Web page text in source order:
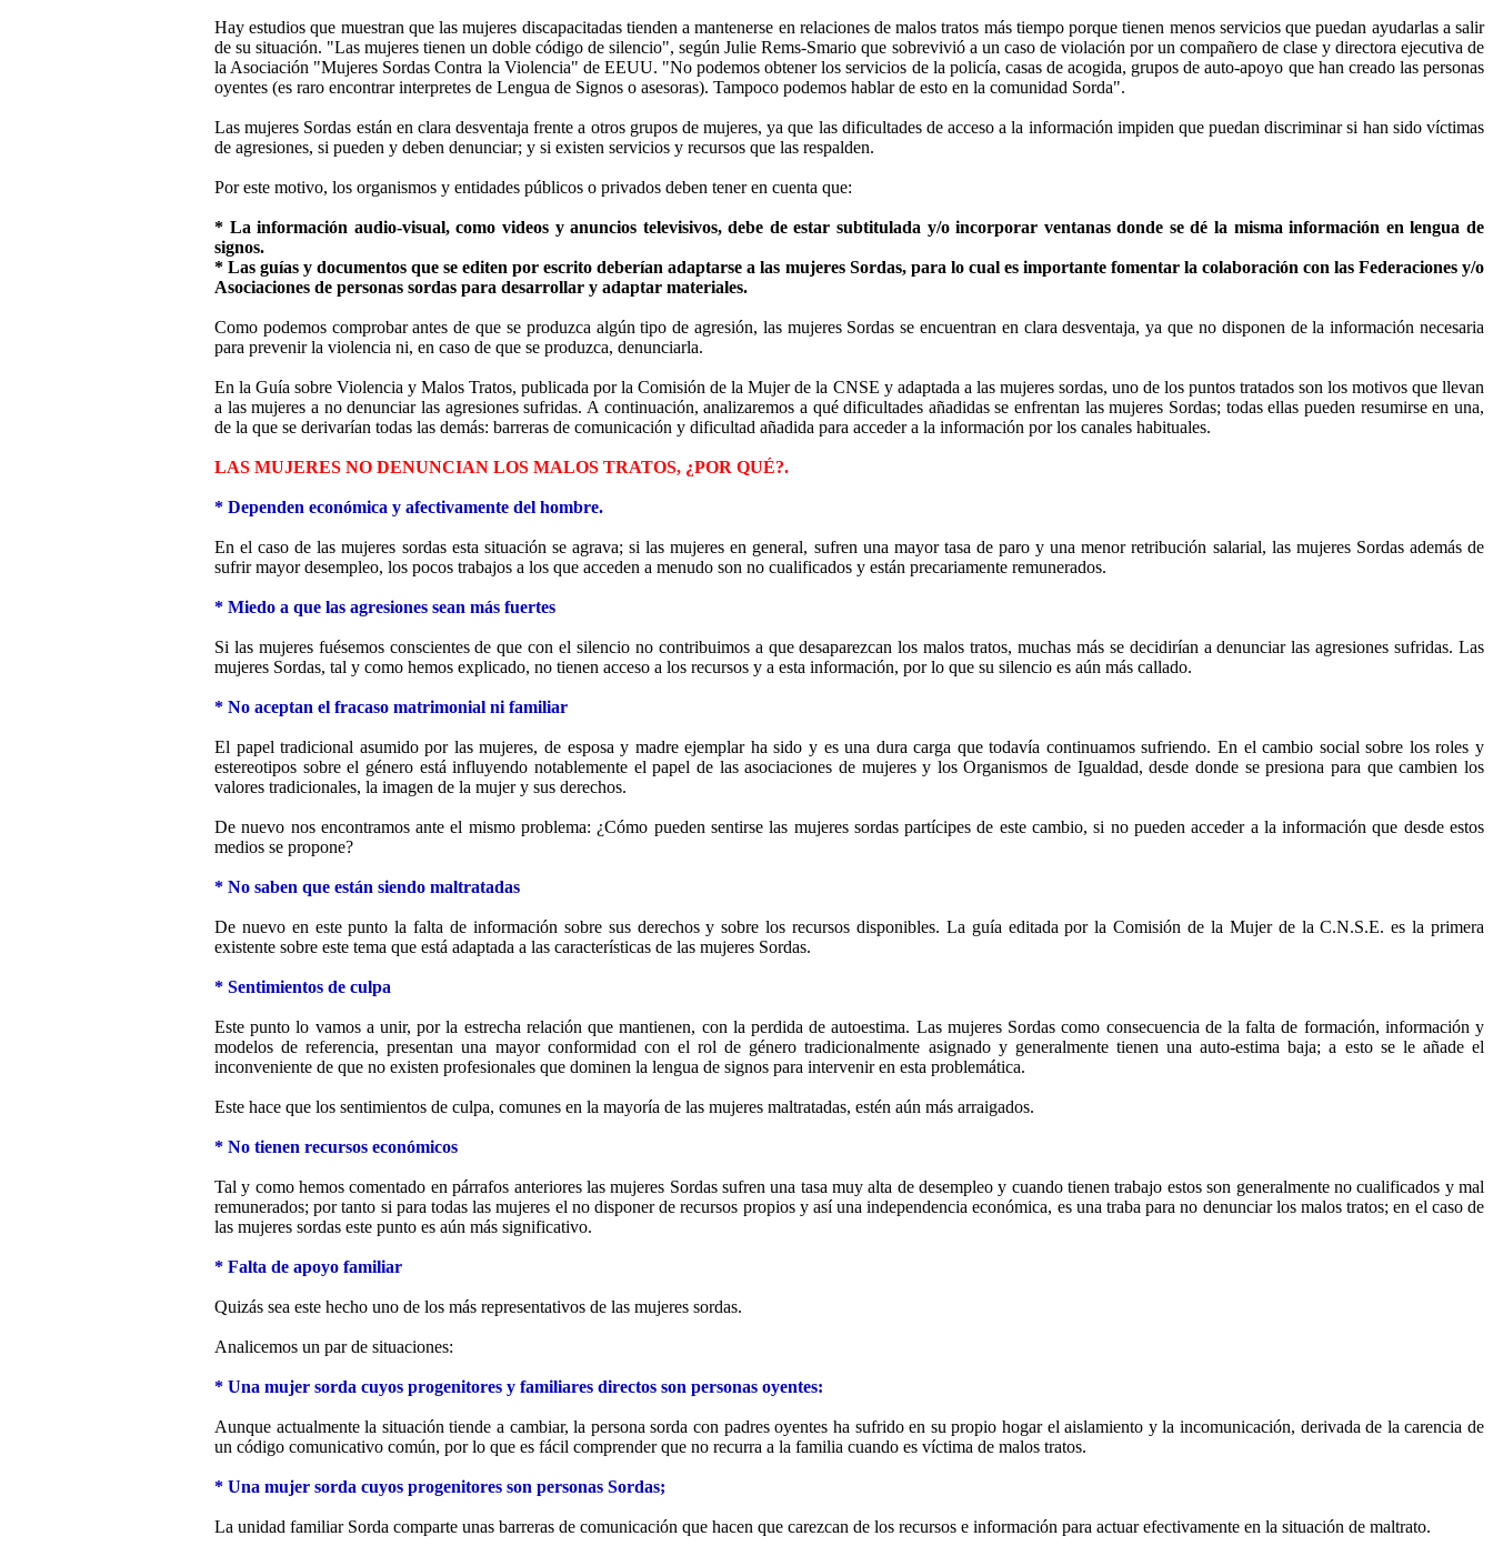
Hay estudios que muestran que las mujeres discapacitadas tienden a mantenerse en relaciones de malos tratos más tiempo porque tienen menos servicios que puedan ayudarlas a salir
de su situación. "Las mujeres tienen un doble código de silencio", según Julie Rems-Smario que sobrevivió a un caso de violación por un compañero de clase y directora ejecutiva de
la Asociación "Mujeres Sordas Contra la Violencia" de EEUU. "No podemos obtener los servicios de la policía, casas de acogida, grupos de auto-apoyo que han creado las personas
oyentes (es raro encontrar interpretes de Lengua de Signos o asesoras). Tampoco podemos hablar de esto en la comunidad Sorda".
Las mujeres Sordas están en clara desventaja frente a otros grupos de mujeres, ya que las dificultades de acceso a la información impiden que puedan discriminar si han sido víctimas
de agresiones, si pueden y deben denunciar; y si existen servicios y recursos que las respalden.
Por este motivo, los organismos y entidades públicos o privados deben tener en cuenta que:
* La información audio-visual, como videos y anuncios televisivos, debe de estar subtitulada y/o incorporar ventanas donde se dé la misma información en lengua de
signos.
* Las guías y documentos que se editen por escrito deberían adaptarse a las mujeres Sordas, para lo cual es importante fomentar la colaboración con las Federaciones y/o
Asociaciones de personas sordas para desarrollar y adaptar materiales.
Como podemos comprobar antes de que se produzca algún tipo de agresión, las mujeres Sordas se encuentran en clara desventaja, ya que no disponen de la información necesaria
para prevenir la violencia ni, en caso de que se produzca, denunciarla.
En la Guía sobre Violencia y Malos Tratos, publicada por la Comisión de la Mujer de la CNSE y adaptada a las mujeres sordas, uno de los puntos tratados son los motivos que llevan
a las mujeres a no denunciar las agresiones sufridas. A continuación, analizaremos a qué dificultades añadidas se enfrentan las mujeres Sordas; todas ellas pueden resumirse en una,
de la que se derivarían todas las demás: barreras de comunicación y dificultad añadida para acceder a la información por los canales habituales.
LAS MUJERES NO DENUNCIAN LOS MALOS TRATOS, ¿POR QUÉ?.
* Dependen económica y afectivamente del hombre.
En el caso de las mujeres sordas esta situación se agrava; si las mujeres en general, sufren una mayor tasa de paro y una menor retribución salarial, las mujeres Sordas además de
sufrir mayor desempleo, los pocos trabajos a los que acceden a menudo son no cualificados y están precariamente remunerados.
* Miedo a que las agresiones sean más fuertes
Si las mujeres fuésemos conscientes de que con el silencio no contribuimos a que desaparezcan los malos tratos, muchas más se decidirían a denunciar las agresiones sufridas. Las
mujeres Sordas, tal y como hemos explicado, no tienen acceso a los recursos y a esta información, por lo que su silencio es aún más callado.
* No aceptan el fracaso matrimonial ni familiar
El papel tradicional asumido por las mujeres, de esposa y madre ejemplar ha sido y es una dura carga que todavía continuamos sufriendo. En el cambio social sobre los roles y
estereotipos sobre el género está influyendo notablemente el papel de las asociaciones de mujeres y los Organismos de Igualdad, desde donde se presiona para que cambien los
valores tradicionales, la imagen de la mujer y sus derechos.
De nuevo nos encontramos ante el mismo problema: ¿Cómo pueden sentirse las mujeres sordas partícipes de este cambio, si no pueden acceder a la información que desde estos
medios se propone?
* No saben que están siendo maltratadas
De nuevo en este punto la falta de información sobre sus derechos y sobre los recursos disponibles. La guía editada por la Comisión de la Mujer de la C.N.S.E. es la primera
existente sobre este tema que está adaptada a las características de las mujeres Sordas.
* Sentimientos de culpa
Este punto lo vamos a unir, por la estrecha relación que mantienen, con la perdida de autoestima. Las mujeres Sordas como consecuencia de la falta de formación, información y
modelos de referencia, presentan una mayor conformidad con el rol de género tradicionalmente asignado y generalmente tienen una auto-estima baja; a esto se le añade el
inconveniente de que no existen profesionales que dominen la lengua de signos para intervenir en esta problemática.
Este hace que los sentimientos de culpa, comunes en la mayoría de las mujeres maltratadas, estén aún más arraigados.
* No tienen recursos económicos
Tal y como hemos comentado en párrafos anteriores las mujeres Sordas sufren una tasa muy alta de desempleo y cuando tienen trabajo estos son generalmente no cualificados y mal
remunerados; por tanto si para todas las mujeres el no disponer de recursos propios y así una independencia económica, es una traba para no denunciar los malos tratos; en el caso de
las mujeres sordas este punto es aún más significativo.
* Falta de apoyo familiar
Quizás sea este hecho uno de los más representativos de las mujeres sordas.
Analicemos un par de situaciones:
* Una mujer sorda cuyos progenitores y familiares directos son personas oyentes:
Aunque actualmente la situación tiende a cambiar, la persona sorda con padres oyentes ha sufrido en su propio hogar el aislamiento y la incomunicación, derivada de la carencia de
un código comunicativo común, por lo que es fácil comprender que no recurra a la familia cuando es víctima de malos tratos.
* Una mujer sorda cuyos progenitores son personas Sordas;
La unidad familiar Sorda comparte unas barreras de comunicación que hacen que carezcan de los recursos e información para actuar efectivamente en la situación de maltrato.